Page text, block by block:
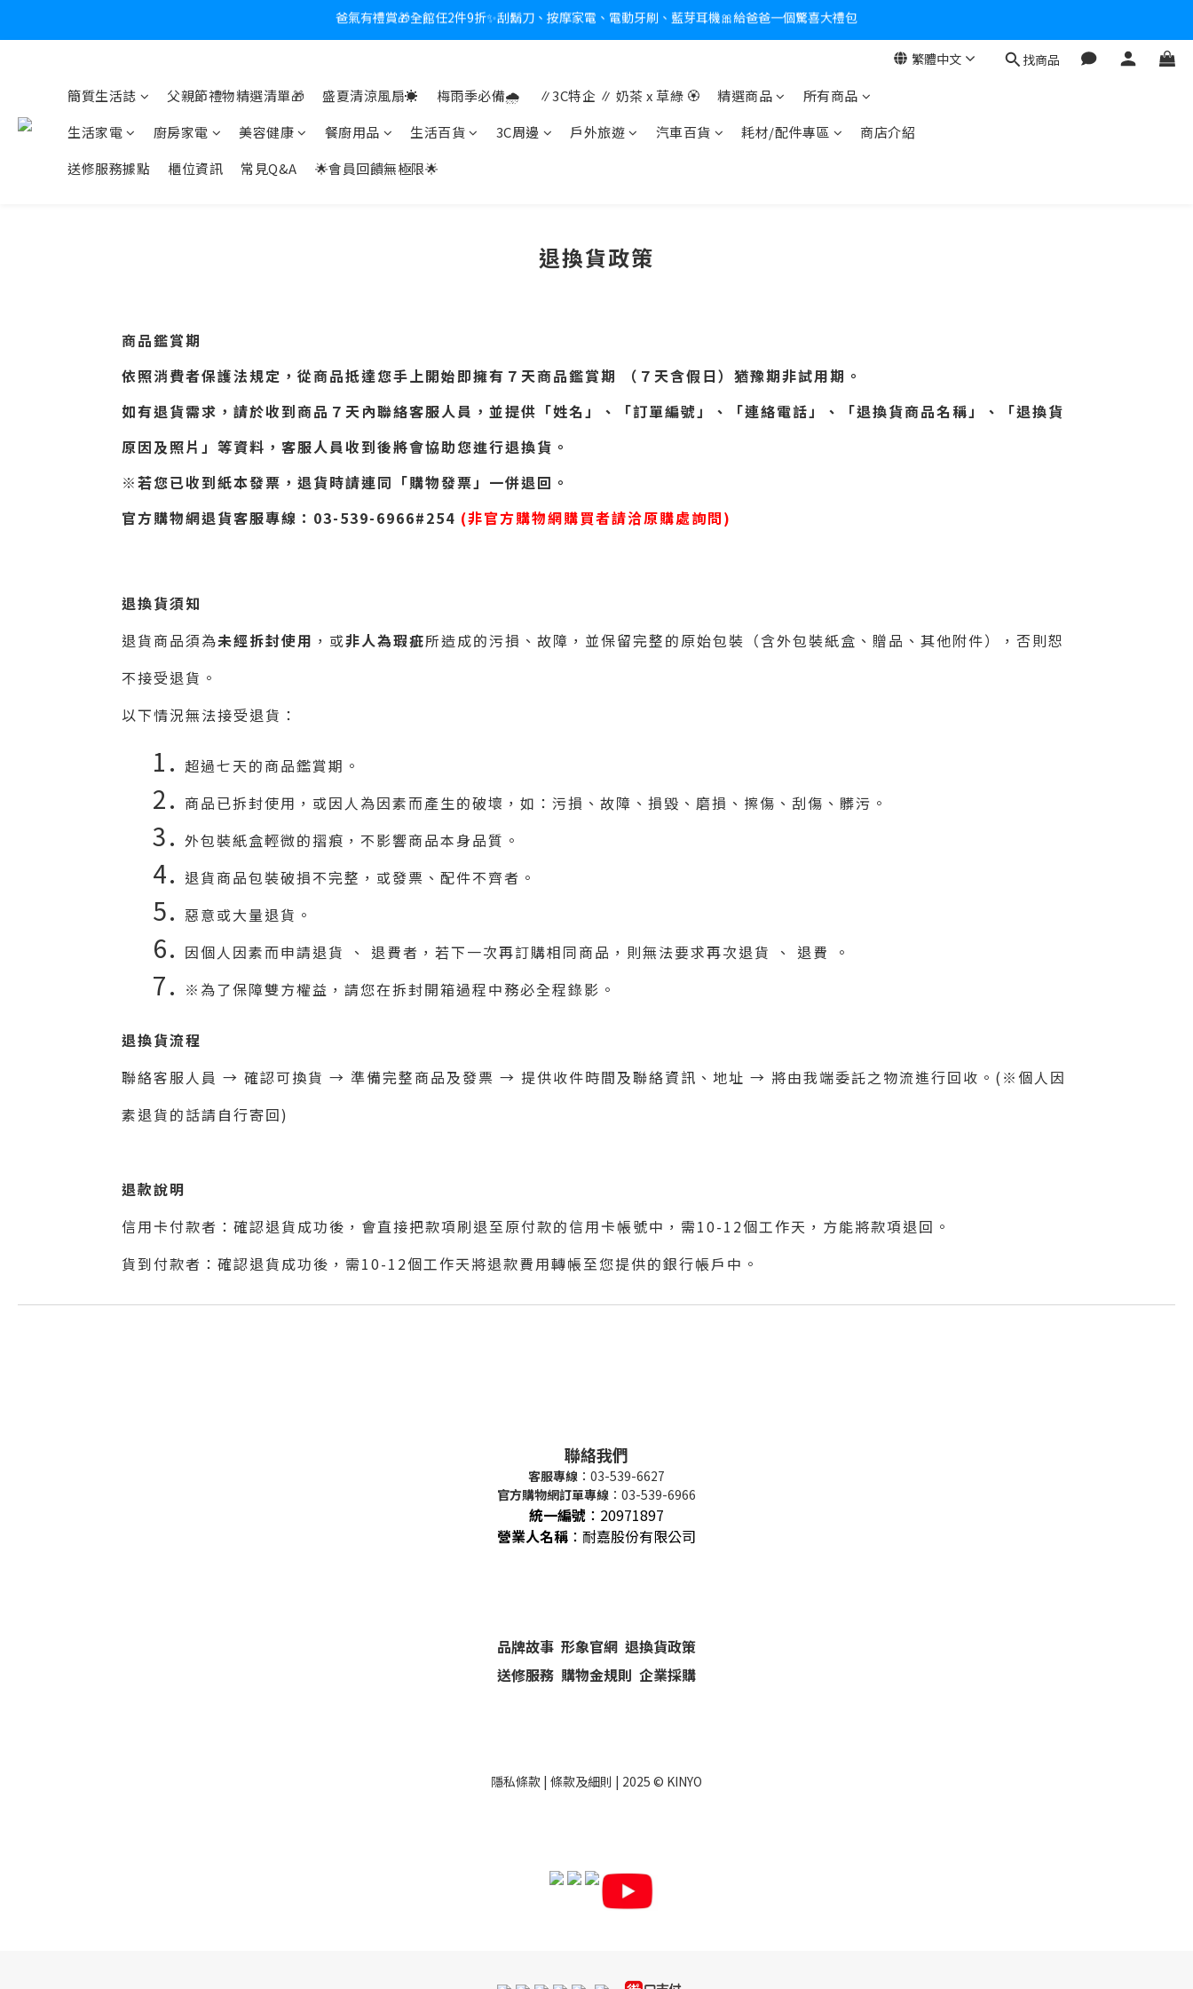
新會員送$100購物金✨再享消費回饋無極限
炎熱夏日救星☀️秒凍扇登場💙半導體製冷 x 微米級冰霧，一秒開凍，熱感歸零！
繁體中文 找商品
簡質生活誌 父親節禮物精選清單🎁 盛夏清涼風扇☀️ 梅雨季必備🌧️ ∥3C特企 ∥ 奶茶 x 草綠 🏵 精選商品
所有商品
生活家電
廚房家電 美容健康 餐廚用品 生活百貨 3C周邊 戶外旅遊 汽車百貨 耗材/配件專區
商店介紹
送修服務據點
櫃位資訊 常見Q&A 🌟會員回饋無極限🌟
退換貨政策
商品鑑賞期
依照消費者保護法規定，從商品抵達您手上開始即擁有７天商品鑑賞期 （７天含假日） 猶豫期非試用期 。
如有退貨需求，請於收到商品７天內聯絡客服人員，並提供「姓名」、「訂單編號」、「連絡電話」、「退換貨商品名稱」、「退換貨
原因及照片」等資料，客服人員收到後將會協助您進行退換貨。
※若您已收到紙本發票，退貨時請連同「購物發票」一併退回。
官方購物網退貨客服專線：03-539-6966#254 (非官方購物網購買者請洽原購處詢問)
退換貨須知
退貨商品須為未經拆封使用 ，或非人為瑕疵所造成的污損、故障，並保留完整的原始包裝（含外包裝紙盒、贈品、其他附件），否則恕
不接受退貨。
以下情況無法接受退貨：
超過七天的商品鑑賞期。
商品已拆封使用，或因人為因素而產生的破壞，如：污損、故障、損毀、磨損、擦傷、刮傷、髒污。
外包裝紙盒輕微的摺痕，不影響商品本身品質。
退貨商品包裝破損不完整，或發票、配件不齊者。
惡意或大量退貨。
因個人因素而申請退貨 、 退費者，若下一次再訂購相同商品，則無法要求再次退貨 、 退費 。
※為了保障雙方權益，請您在拆封開箱過程中務必全程錄影。
退換貨流程
聯絡客服人員 → 確認可換貨 → 準備完整商品及發票 → 提供收件時間及聯絡資訊、地址 → 將由我端委託之物流進行回收 。 ( ※個人因
素退貨的話請自行寄回)
退款說明
信用卡付款者：確認退貨成功後，會直接把款項刷退至原付款的信用卡帳號中，需10-12個工作天，方能將款項退回。
貨到付款者：確認退貨成功後， 需10-12個工作天將退款費用轉帳至您提供的銀行帳戶中。
聯絡我們
客服專線 ：03-539-6627
官方購物網訂單專線 ：03-539-6966
統一編號 ： 20971897
營業人名稱 ：耐嘉股份有限公司
品牌故事 形象官網 退換貨政策
送修服務 購物金規則 企業採購
隱私條款 | 條款及細則 | 2025 © KINYO